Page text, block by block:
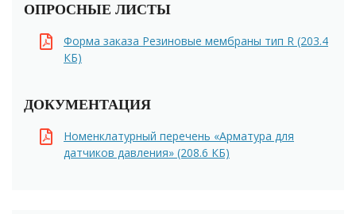
ОПРОСНЫЕ ЛИСТЫ
Форма заказа Резиновые мембраны тип R (203.4
КБ)
ДОКУМЕНТАЦИЯ
Номенклатурный перечень «Арматура для
датчиков давления» (208.6 КБ)